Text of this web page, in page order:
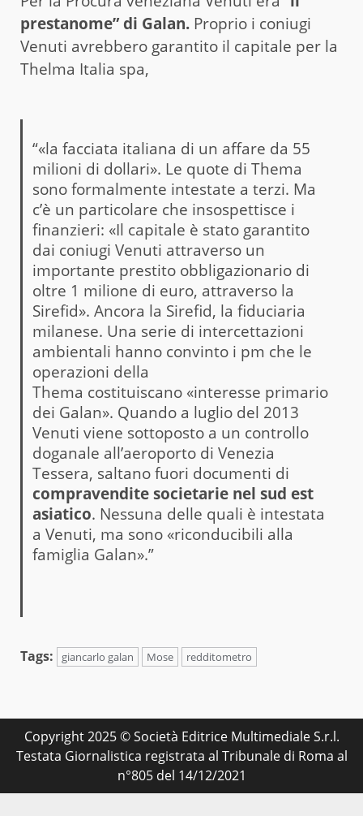
prestanome” di Galan. Proprio i coniugi
Venuti avrebbero garantito il capitale per la
Thelma Italia spa,
“«la facciata italiana di un affare da 55
milioni di dollari». Le quote di Thema
sono formalmente intestate a terzi. Ma
c’è un particolare che insospettisce i
finanzieri: «Il capitale è stato garantito
dai coniugi Venuti attraverso un
importante prestito obbligazionario di
oltre 1 milione di euro, attraverso la
Sirefid». Ancora la Sirefid, la fiduciaria
milanese. Una serie di intercettazioni
ambientali hanno convinto i pm che le
operazioni della
Thema costituiscano «interesse primario
dei Galan». Quando a luglio del 2013
Venuti viene sottoposto a un controllo
doganale all’aeroporto di Venezia
Tessera, saltano fuori documenti di
compravendite societarie nel sud est
asiatico. Nessuna delle quali è intestata
a Venuti, ma sono «riconducibili alla
famiglia Galan».”
Tags: giancarlo galan Mose redditometro
Copyright 2025 © Società Editrice Multimediale S.r.l.
Testata Giornalistica registrata al Tribunale di Roma al
n°805 del 14/12/2021